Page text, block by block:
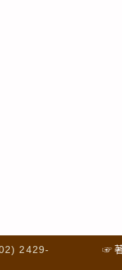
☞
2429-